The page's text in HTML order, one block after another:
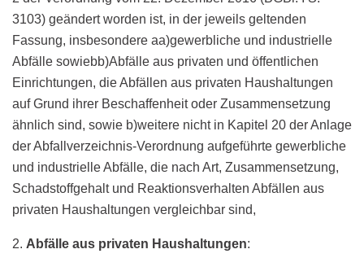
3103) geändert worden ist, in der jeweils geltenden
Fassung, insbesondere aa)gewerbliche und industrielle
Abfälle sowiebb)Abfälle aus privaten und öffentlichen
Einrichtungen, die Abfällen aus privaten Haushaltungen
auf Grund ihrer Beschaffenheit oder Zusammensetzung
ähnlich sind, sowie b)weitere nicht in Kapitel 20 der Anlage
der Abfallverzeichnis-Verordnung aufgeführte gewerbliche
und industrielle Abfälle, die nach Art, Zusammensetzung,
Schadstoffgehalt und Reaktionsverhalten Abfällen aus
privaten Haushaltungen vergleichbar sind,
2. Abfälle aus privaten Haushaltungen: